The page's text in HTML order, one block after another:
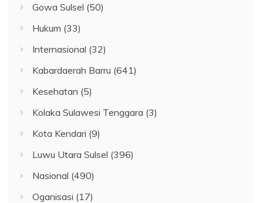
Gowa Sulsel (50)
Hukum (33)
Internasional (32)
Kabardaerah Barru (641)
Kesehatan (5)
Kolaka Sulawesi Tenggara (3)
Kota Kendari (9)
Luwu Utara Sulsel (396)
Nasional (490)
Oganisasi (17)